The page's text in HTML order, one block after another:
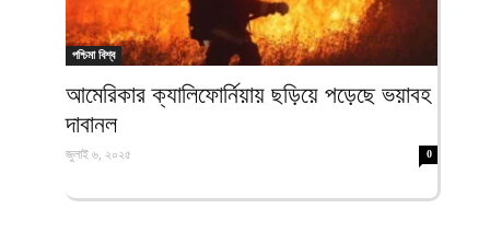
পশ্চিমা বিশ্ব
আমেরিকার ক্যালিফোর্নিয়ায় ছড়িয়ে পড়েছে ভয়াবহ
দাবানল
জুলাই ৬, ২০২৫ 0